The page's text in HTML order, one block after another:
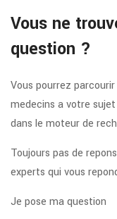
Vous ne
question ?
Vous pourrez
medecins a votre
dans le moteur de
Toujours pas de
experts qui vous
Je pose ma question